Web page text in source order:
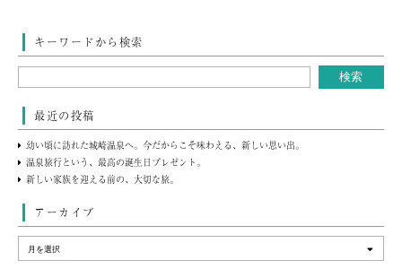
キーワードから検索
最近の投稿
幼い頃に訪れた城崎温泉へ。今だからこそ味わえる、新しい思い出。
温泉旅行という、最高の誕生日プレゼント。
新しい家族を迎える前の、大切な旅。
アーカイブ